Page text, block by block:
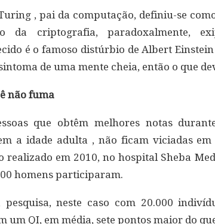
, pai da computação, definiu-se
da criptografia, paradoxalmente,
é o famoso distúrbio de Albert
de uma mente cheia, então o que
não fuma
que obtêm melhores notas
a idade adulta , não ficam viciadas
realizado em 2010, no hospital Sheba
homens participaram.
pesquisa, neste caso com 20.000
um QI, em média, sete pontos maior do